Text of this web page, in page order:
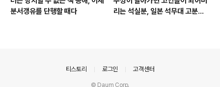
분서갱유를 단행할 때다
리는 석실분, 일본 석무대 고분의
티스토리 로그인 고객센터
© Daum Corp.